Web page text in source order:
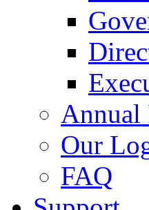
Annual
Our
FAQ